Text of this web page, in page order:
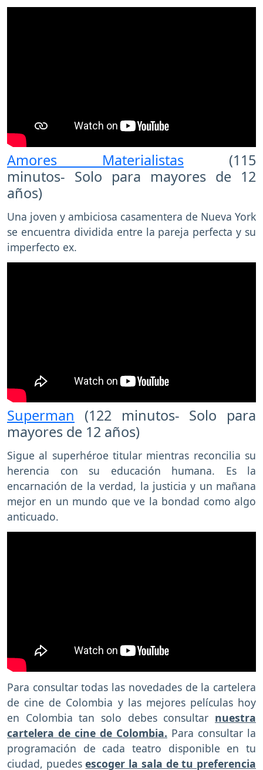
Amores Materialistas (115
minutos- Solo para mayores de 12
años)
Una joven y ambiciosa casamentera de Nueva York
se encuentra dividida entre la pareja perfecta y su
imperfecto ex.
Superman (122 minutos- Solo para
mayores de 12 años)
Sigue al superhéroe titular mientras reconcilia su
herencia con su educación humana. Es la
encarnación de la verdad, la justicia y un mañana
mejor en un mundo que ve la bondad como algo
anticuado.
Para consultar todas las novedades de la cartelera
de cine de Colombia y las mejores películas hoy
en Colombia tan solo debes consultar nuestra
cartelera de cine de Colombia. Para consultar la
programación de cada teatro disponible en tu
ciudad, puedesescoger la sala de tu preferencia